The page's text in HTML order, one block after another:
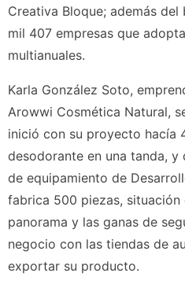
Creativa Bloque; además
mil 407 empresas que
multianuales.
Karla González Soto,
Arowwi Cosmética Natural,
inició con su proyecto hacía
desodorante en una tanda, y
de equipamiento de
fabrica 500 piezas, situación
panorama y las ganas de
negocio con las tiendas de
exportar su producto.